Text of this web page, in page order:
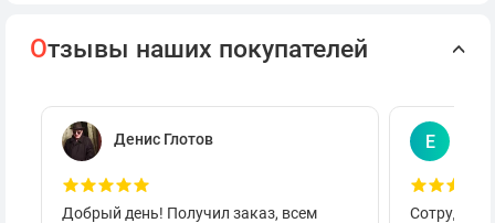
Отзывы наших покупателей
Денис Глотов
Добрый день! Получил заказ, всем
Е